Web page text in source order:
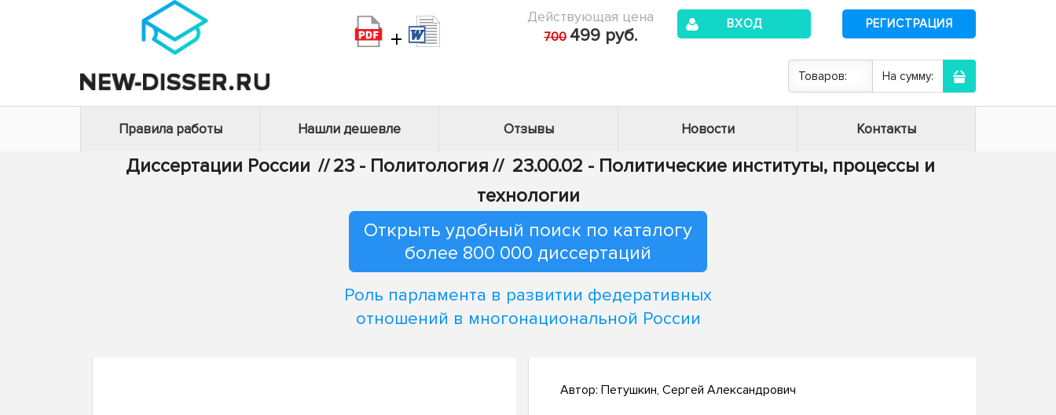
+
Действующая цена
700 499 руб.
ВХОД РЕГИСТРАЦИЯ
Товаров: На сумму:
Правила работы Нашли дешевле Отзывы Новости Контакты
Диссертации России // 23 - Политология // 23.00.02 - Политические институты, процессы и
технологии
Открыть удобный поиск по каталогу
более 800 000 диссертаций
Роль парламента в развитии федеративных
отношений в многонациональной России
Автор: Петушкин, Сергей Александрович